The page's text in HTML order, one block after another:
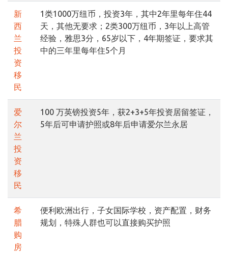
新
西
兰
投
资
移
民
1类1000万纽币，投资3年，其中2年里每年住44
天，其他无要求；2类300万纽币，3年以上高管
经验，雅思3分，65岁以下，4年期签证，要求其
中的三年里每年住5个月
爱
尔
兰
投
资
移
民
100 万英镑投资5年，获2+3+5年投资居留签证，
5年后可申请护照或8年后申请爱尔兰永居
希
腊
购
房
便利欧洲出行，子女国际学校，资产配置，财务
规划，特殊人群也可以直接购买护照